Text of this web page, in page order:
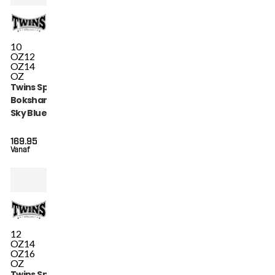
10
OZ12
OZ14
OZ
Twins Special
Bokshandschoenen
Sky Blue (BGVL4P
Vanaf
169.95
12
OZ14
OZ16
OZ